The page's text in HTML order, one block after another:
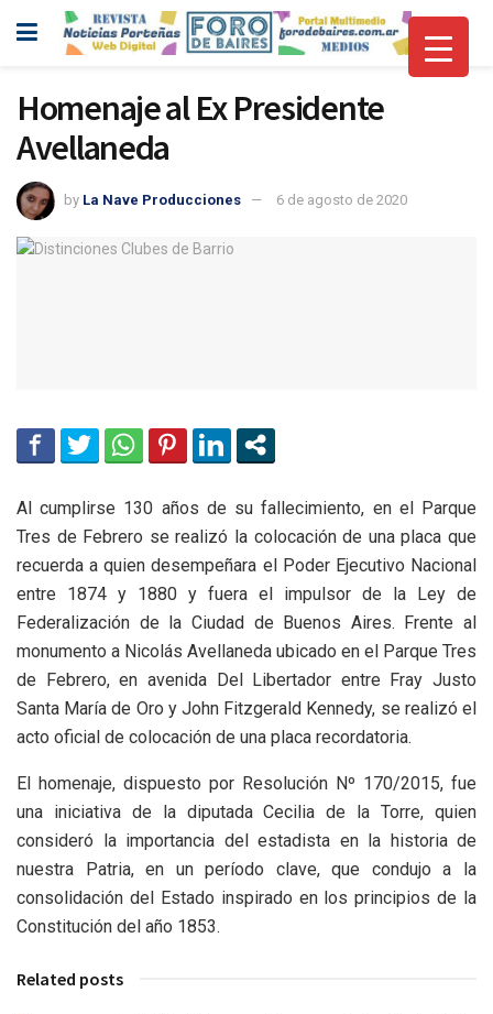
Homenaje al Ex Presidente
Avellaneda
by La Nave Producciones 6 de agosto de 2020
Al cumplirse 130 años de su fallecimiento, en el Parque
Tres de Febrero se realizó la colocación de una placa que
recuerda a quien desempeñara el Poder Ejecutivo Nacional
entre 1874 y 1880 y fuera el impulsor de la Ley de
Federalización de la Ciudad de Buenos Aires. Frente al
monumento a Nicolás Avellaneda ubicado en el Parque Tres
de Febrero, en avenida Del Libertador entre Fray Justo
Santa María de Oro y John Fitzgerald Kennedy, se realizó el
acto oficial de colocación de una placa recordatoria.
El homenaje, dispuesto por Resolución Nº 170/2015, fue
una iniciativa de la diputada Cecilia de la Torre, quien
consideró la importancia del estadista en la historia de
nuestra Patria, en un período clave, que condujo a la
consolidación del Estado inspirado en los principios de la
Constitución del año 1853.
Related posts